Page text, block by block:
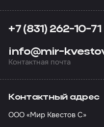
+7 (831) 262-10-71
info@mir-
Контактная почта
Контактный адрес
ООО «Мир Квестов С»